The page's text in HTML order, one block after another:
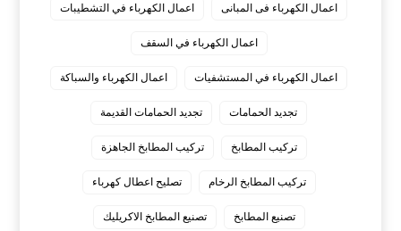
اعمال الكهرباء فى المبانى اعمال الكهرباء في التشطيبات
اعمال الكهرباء في السقف
اعمال الكهرباء في المستشفيات اعمال الكهرباء والسباكة
تجديد الحمامات تجديد الحمامات القديمة
تركيب المطابخ تركيب المطابخ الجاهزة
تركيب المطابخ الرخام تصليح اعطال كهرباء
تصنيع المطابخ تصنيع المطابخ الاكريليك